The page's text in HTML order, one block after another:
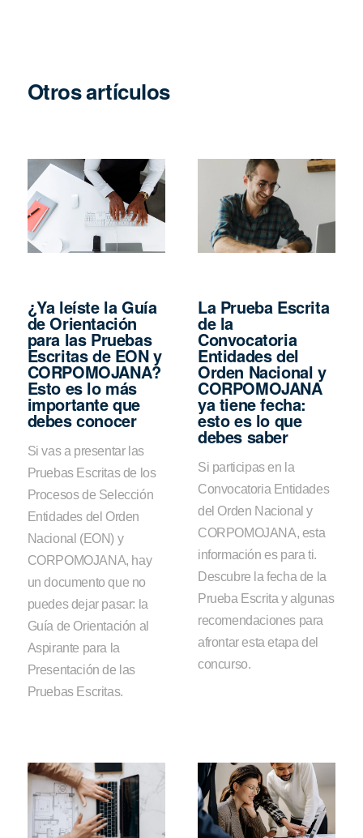
Otros artículos
¿Ya leíste la Guía
de Orientación
para las Pruebas
Escritas de EON y
CORPOMOJANA?
Esto es lo más
importante que
debes conocer
Si vas a presentar las
Pruebas Escritas de los
Procesos de Selección
Entidades del Orden
Nacional (EON) y
CORPOMOJANA, hay
un documento que no
puedes dejar pasar: la
Guía de Orientación al
Aspirante para la
Presentación de las
Pruebas Escritas.
La Prueba Escrita
de la
Convocatoria
Entidades del
Orden Nacional y
CORPOMOJANA
ya tiene fecha:
esto es lo que
debes saber
Si participas en la
Convocatoria Entidades
del Orden Nacional y
CORPOMOJANA, esta
información es para ti.
Descubre la fecha de la
Prueba Escrita y algunas
recomendaciones para
afrontar esta etapa del
concurso.